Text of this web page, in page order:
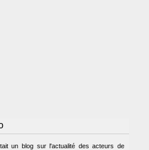
un blog sur l'actualité des acteurs de